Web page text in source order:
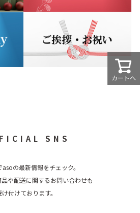
カートへ
SNS
asoの最新情報をチェック。
や配送に関するお問い合わせも
け付けております。